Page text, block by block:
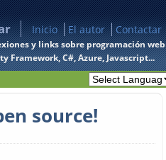
Inicio El autor Contactar
y links sobre programación web
Framework, C#, Azure, Javascript...
source!